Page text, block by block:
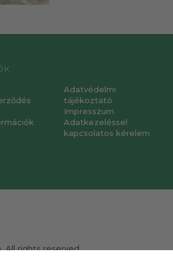
Adatvédelmi
tájékoztató
Impresszum
Adatkezeléssel
kapcsolatos kérelem
All rights reserved.